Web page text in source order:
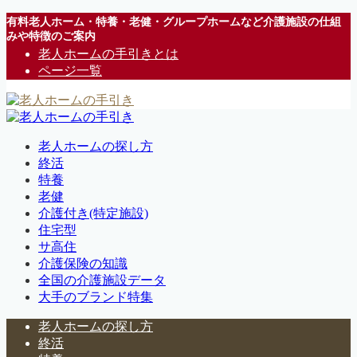
有料老人ホーム・特養・老健・グループホームなど介護施設の仕組
みや特徴のご案内
老人ホームの手引きとは
ページ一覧
老人ホームの探し方
終活
特養
老健
介護付き(特定施設)
住宅型
サ高住
介護保険の知識
全国の介護施設データ
大手のブランド特集
老人ホームの探し方
終活